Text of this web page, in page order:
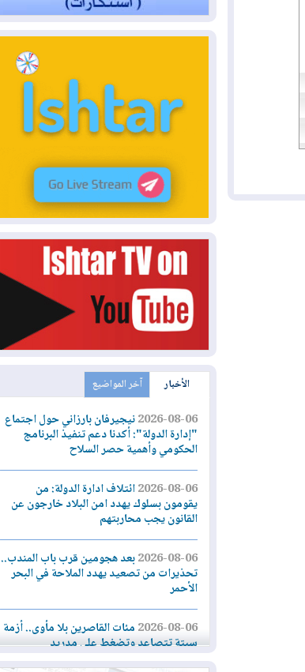
الأخبار آخر المواضيع
2026-08-06نيجيرفان بارزاني حول اجتماع
"إدارة الدولة": أكدنا دعم تنفيذ البرنامج
الحكومي وأهمية حصر السلاح
2026-08-06ائتلاف ادارة الدولة: من
يقومون بسلوك يهدد امن البلاد خارجون عن
القانون يجب محاربتهم
2026-08-06بعد هجومين قرب باب المندب..
تحذيرات من تصعيد يهدد الملاحة في البحر
الأحمر
2026-08-06مئات القاصرين بلا مأوى.. أزمة
سبتة تتصاعد وتضغط على مدريد